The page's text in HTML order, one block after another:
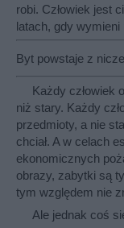
robi. Człowiek jest
latach, gdy
Byt powstaje z
Każdy człowiek
niż stary. Każdy
przedmioty, a nie
chciał. A w celach
ekonomicznych
obrazy, zabytki są
tym względem nie
Ale jednak coś